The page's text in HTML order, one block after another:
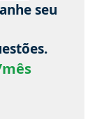
seu